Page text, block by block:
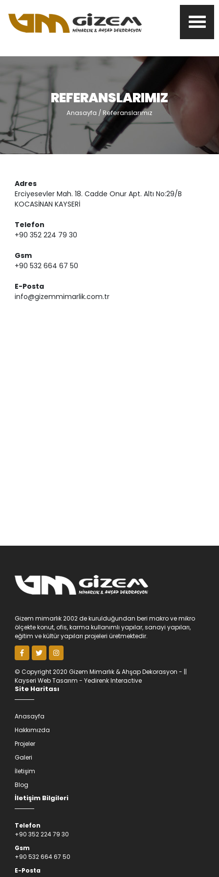
REFERANSLARIMIZ
Anasayfa / Referanslarımız
Adres
Erciyesevler Mah. 18. Cadde Onur Apt. Altı No:29/B
KOCASİNAN KAYSERİ
Telefon
+90 352 224 79 30
Gsm
+90 532 664 67 50
E-Posta
info@gizemmimarlik.com.tr
Gizem mimarlık 2002 de kurulduğundan beri makro ve mikro
ölçekte konut, ofis, karma kullanımlı yapılar, sanayi yapıları,
eğitim ve kültür yapıları projeleri üretmektedir.
© Copyright 2020 Gizem Mimarlık & Ahşap Dekorasyon - ||
Kayseri Web Tasarım - Yedirenk Interactive
Site Haritası
Anasayfa
Hakkımızda
Projeler
Galeri
İletişim
Blog
İletişim Bilgileri
Telefon
+90 352 224 79 30
Gsm
+90 532 664 67 50
E-Posta